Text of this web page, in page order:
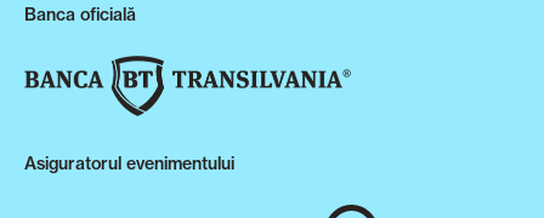
Banca oficială
Asiguratorul evenimentului